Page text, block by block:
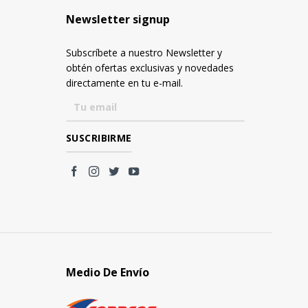
Newsletter signup
Subscríbete a nuestro Newsletter y
obtén ofertas exclusivas y novedades
directamente en tu e-mail.
Medio De Envío